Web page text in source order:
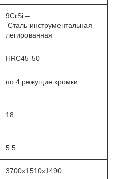
9CrSi –
Сталь инструментальная
легированная
HRC45-50
по 4 режущие кромки
18
5.5
3700x1510x1490